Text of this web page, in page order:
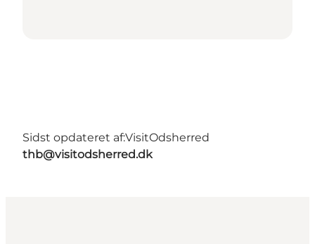
Sidst opdateret af:VisitOdsherred
thb@visitodsherred.dk